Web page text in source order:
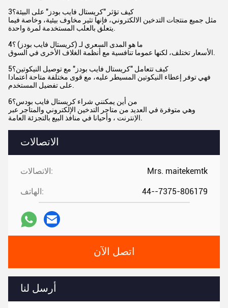
الاتصالات
الاتصالات: Mrs. maitekemtk
الهاتف: 44--7375-806179
اتصل الآن
أرسل لنا
3كيف تؤثر "كريستال فايب بودز" على البيئة؟
مثل جميع منتجات التدخين الالكتروني، فإنها تثير مخاوف بيئية، وخاصة فيما
يتعلق بالعلب المستخدمة لمرة واحدة.
4ما هو المدى السعري لـ (كريستال فايب بودز) ؟
الأسعار تختلف، لكنها عموما تنافسية مع أنظمة الغلاف الأخرى في السوق.
5كيف تتعامل "كريستال فايب بودز" مع توصيل النيكوتين؟
فهي توفر إعطاء النيكوتين المسيطر عليه، مع قوى مختلفة متاحة اعتمادا
على تفضيل المستخدم.
6من أين يمكنني شراء كريستال فايب بودس؟
وهي متوفرة في العديد من متاجر التدخين الإلكتروني والمتاجر عبر
الإنترنت ، وأحيانا في منافذ البيع بالتجزئة العامة.